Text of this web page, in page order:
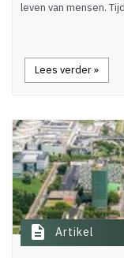
leven van mensen.
Lees verder »
description Artikel